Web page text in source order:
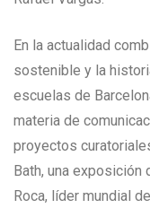
En la actualidad
sostenible y la
escuelas de
materia de
proyectos
Bath, una exposición
Roca, líder mundial